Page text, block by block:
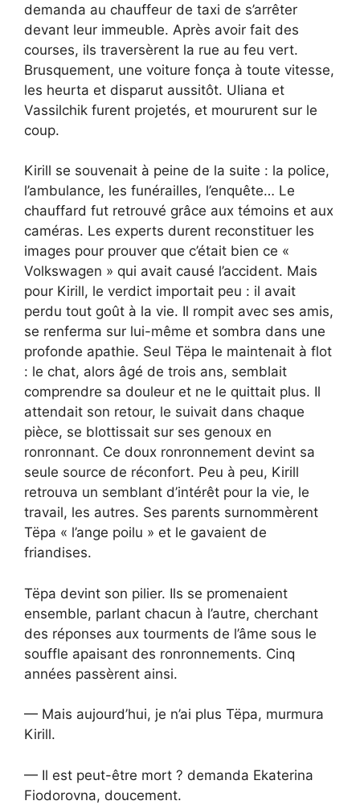
demanda au chauffeur de taxi de s’arrêter
devant leur immeuble. Après avoir fait des
courses, ils traversèrent la rue au feu vert.
Brusquement, une voiture fonça à toute vitesse,
les heurta et disparut aussitôt. Uliana et
Vassilchik furent projetés, et moururent sur le
coup.
Kirill se souvenait à peine de la suite : la police,
l’ambulance, les funérailles, l’enquête… Le
chauffard fut retrouvé grâce aux témoins et aux
caméras. Les experts durent reconstituer les
images pour prouver que c’était bien ce «
Volkswagen » qui avait causé l’accident. Mais
pour Kirill, le verdict importait peu : il avait
perdu tout goût à la vie. Il rompit avec ses amis,
se renferma sur lui-même et sombra dans une
profonde apathie. Seul Tëpa le maintenait à flot
: le chat, alors âgé de trois ans, semblait
comprendre sa douleur et ne le quittait plus. Il
attendait son retour, le suivait dans chaque
pièce, se blottissait sur ses genoux en
ronronnant. Ce doux ronronnement devint sa
seule source de réconfort. Peu à peu, Kirill
retrouva un semblant d’intérêt pour la vie, le
travail, les autres. Ses parents surnommèrent
Tëpa « l’ange poilu » et le gavaient de
friandises.
Tëpa devint son pilier. Ils se promenaient
ensemble, parlant chacun à l’autre, cherchant
des réponses aux tourments de l’âme sous le
souffle apaisant des ronronnements. Cinq
années passèrent ainsi.
— Mais aujourd’hui, je n’ai plus Tëpa, murmura
Kirill.
— Il est peut-être mort ? demanda Ekaterina
Fiodorovna, doucement.